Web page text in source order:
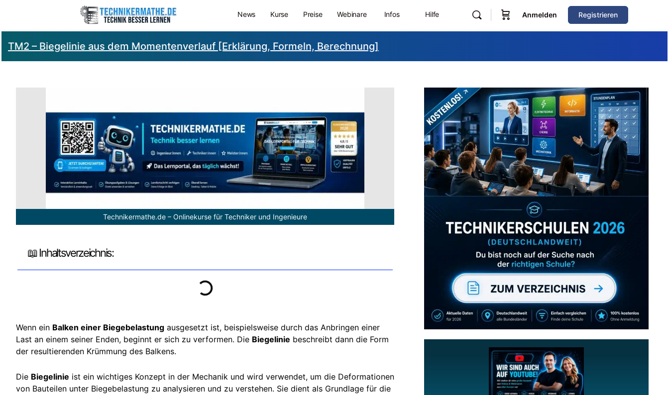
News Kurse Preise Webinare Infos Hilfe Anmelden Registrieren
TM2 – Biegelinie aus dem Momentenverlauf [Erklärung, Formeln, Berechnung]
Technikermathe.de – Onlinekurse für Techniker und Ingenieure
📖 Inhaltsverzeichnis:
Wenn ein Balken einer Biegebelastung ausgesetzt ist, beispielsweise durch das Anbringen einer
Last an einem seiner Enden, beginnt er sich zu verformen. Die Biegelinie beschreibt dann die Form
der resultierenden Krümmung des Balkens.
Die Biegelinie ist ein wichtiges Konzept in der Mechanik und wird verwendet, um die Deformationen
von Bauteilen unter Biegebelastung zu analysieren und zu verstehen. Sie dient als Grundlage für die
Zum Verzeichnis
Abonniere uns auch
gerne
wenn dir unsere Videos gefallen!
ZUM YOUTUBE KANAL